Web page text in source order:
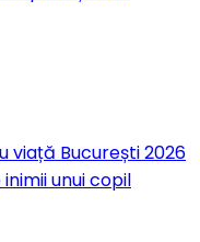
viață București 2026
unui copil